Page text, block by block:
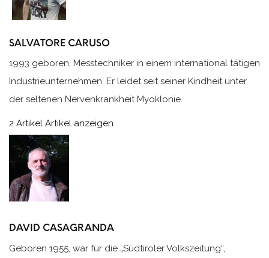
SALVATORE CARUSO
1993 geboren, Messtechniker in einem international tätigen
Industrieunternehmen. Er leidet seit seiner Kindheit unter
der seltenen Nervenkrankheit Myoklonie.
2 Artikel Artikel anzeigen
DAVID CASAGRANDA
Geboren 1955, war für die „Südtiroler Volkszeitung“,